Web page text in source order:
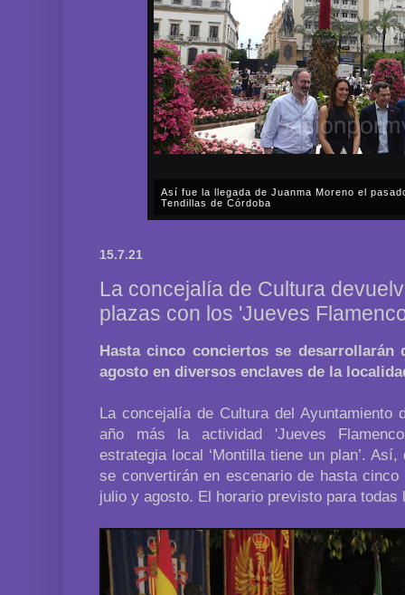
Así fue la llegada de Juanma Moreno el
Tendillas de Córdoba
15.7.21
La concejalía de Cultura
plazas con los 'Jueves
Hasta cinco conciertos se
agosto en diversos enclaves de la
La concejalía de Cultura del Ayuntamiento
año más la actividad 'Jueves
estrategia local ‘Montilla tiene un plan’.
se convertirán en escenario de hasta
julio y agosto. El horario previsto para